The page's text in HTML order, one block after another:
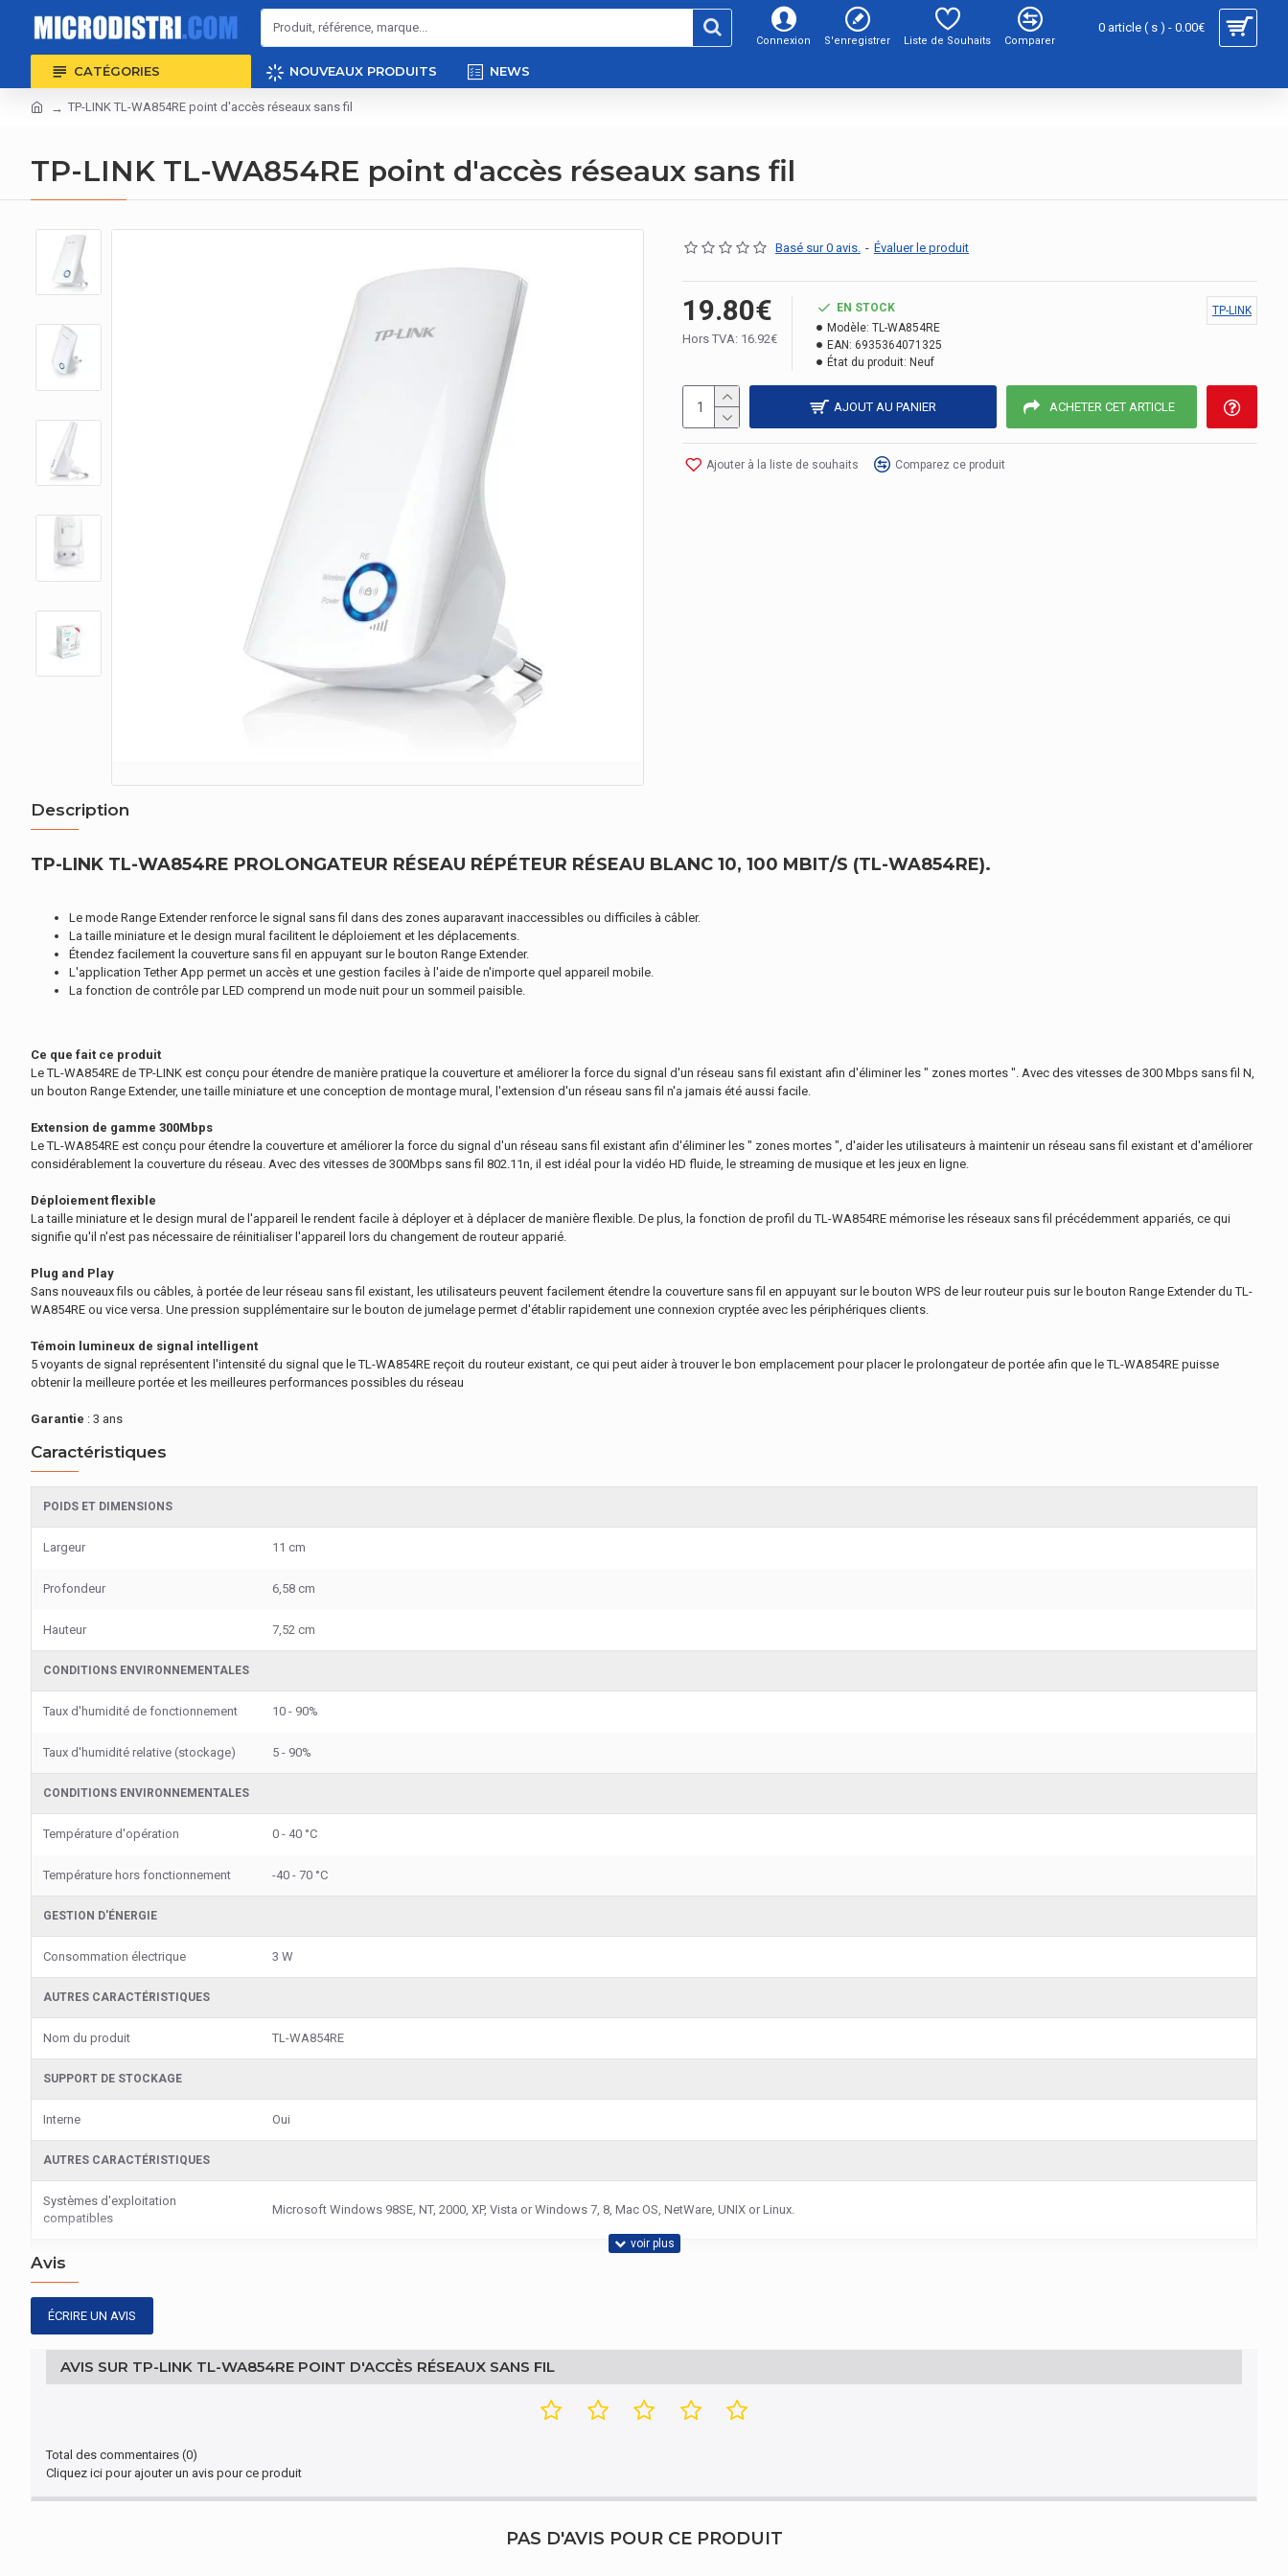
Connexion S'enregistrer Liste de Souhaits Comparer
0 article ( s ) - 0.00€
CATÉGORIES NOUVEAUX PRODUITS NEWS
TP-LINK TL-WA854RE point d'accès réseaux sans fil
TP-LINK TL-WA854RE point d'accès réseaux sans fil
Basé sur 0 avis. - Évaluer le produit
19.80€
Hors TVA: 16.92€
EN STOCK
Modèle: TL-WA854RE
EAN: 6935364071325
État du produit: Neuf
TP-LINK
AJOUT AU PANIER ACHETER CET ARTICLE
Ajouter à la liste de souhaits Comparez ce produit
Description
TP-LINK TL-WA854RE PROLONGATEUR RÉSEAU RÉPÉTEUR RÉSEAU BLANC 10, 100 MBIT/S (TL-WA854RE).
Le mode Range Extender renforce le signal sans fil dans des zones auparavant inaccessibles ou difficiles à câbler.
La taille miniature et le design mural facilitent le déploiement et les déplacements.
Étendez facilement la couverture sans fil en appuyant sur le bouton Range Extender.
L'application Tether App permet un accès et une gestion faciles à l'aide de n'importe quel appareil mobile.
La fonction de contrôle par LED comprend un mode nuit pour un sommeil paisible.
Ce que fait ce produit
Le TL-WA854RE de TP-LINK est conçu pour étendre de manière pratique la couverture et améliorer la force du signal d'un réseau sans fil existant afin d'éliminer les " zones mortes ". Avec des vitesses de 300 Mbps sans fil N,
un bouton Range Extender, une taille miniature et une conception de montage mural, l'extension d'un réseau sans fil n'a jamais été aussi facile.
Extension de gamme 300Mbps
Le TL-WA854RE est conçu pour étendre la couverture et améliorer la force du signal d'un réseau sans fil existant afin d'éliminer les " zones mortes ", d'aider les utilisateurs à maintenir un réseau sans fil existant et d'améliorer
considérablement la couverture du réseau. Avec des vitesses de 300Mbps sans fil 802.11n, il est idéal pour la vidéo HD fluide, le streaming de musique et les jeux en ligne.
Déploiement flexible
La taille miniature et le design mural de l'appareil le rendent facile à déployer et à déplacer de manière flexible. De plus, la fonction de profil du TL-WA854RE mémorise les réseaux sans fil précédemment appariés, ce qui
signifie qu'il n'est pas nécessaire de réinitialiser l'appareil lors du changement de routeur apparié.
Plug and Play
Sans nouveaux fils ou câbles, à portée de leur réseau sans fil existant, les utilisateurs peuvent facilement étendre la couverture sans fil en appuyant sur le bouton WPS de leur routeur puis sur le bouton Range Extender du TL-
WA854RE ou vice versa. Une pression supplémentaire sur le bouton de jumelage permet d'établir rapidement une connexion cryptée avec les périphériques clients.
Témoin lumineux de signal intelligent
5 voyants de signal représentent l'intensité du signal que le TL-WA854RE reçoit du routeur existant, ce qui peut aider à trouver le bon emplacement pour placer le prolongateur de portée afin que le TL-WA854RE puisse
obtenir la meilleure portée et les meilleures performances possibles du réseau
Garantie : 3 ans
Caractéristiques
POIDS ET DIMENSIONS
Largeur 11 cm
Profondeur 6,58 cm
Hauteur 7,52 cm
CONDITIONS ENVIRONNEMENTALES
Taux d'humidité de fonctionnement 10 - 90%
Taux d'humidité relative (stockage) 5 - 90%
CONDITIONS ENVIRONNEMENTALES
Température d'opération 0 - 40 °C
Température hors fonctionnement -40 - 70 °C
GESTION D'ÉNERGIE
Consommation électrique 3 W
AUTRES CARACTÉRISTIQUES
Nom du produit TL-WA854RE
SUPPORT DE STOCKAGE
Interne Oui
AUTRES CARACTÉRISTIQUES
Systèmes d'exploitation
compatibles
Microsoft Windows 98SE, NT, 2000, XP, Vista or Windows 7, 8, Mac OS, NetWare, UNIX or Linux.
CERTIFICAT
Certification
Bande de fréquence 2.4 - 2.4835
RÉSEAU
Algorithme de sécurité soutenu 128-bit WEP, 152-bit WEP, 64-bit WEP, WPA-PSK, WPA2-PSK
Avis
ÉCRIRE UN AVIS
AVIS SUR TP-LINK TL-WA854RE POINT D'ACCÈS RÉSEAUX SANS FIL
Total des commentaires (0)
Cliquez ici pour ajouter un avis pour ce produit
PAS D'AVIS POUR CE PRODUIT